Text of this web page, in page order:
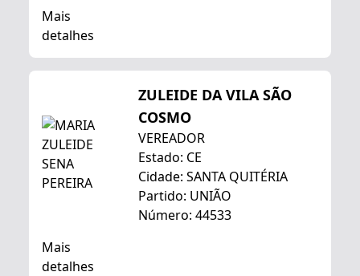
Mais
detalhes
ZULEIDE DA VILA SÃO
COSMO
VEREADOR
Estado: CE
Cidade: SANTA QUITÉRIA
Partido: UNIÃO
Número: 44533
Mais
detalhes